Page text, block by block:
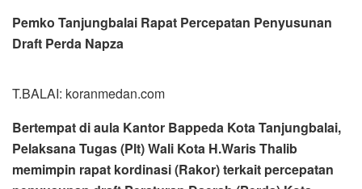
Pemko Tanjungbalai Rapat Percepatan Penyusunan
Draft Perda Napza
T.BALAI: koranmedan.com
Bertempat di aula Kantor Bappeda Kota Tanjungbalai,
Pelaksana Tugas (Plt) Wali Kota H.Waris Thalib
memimpin rapat kordinasi (Rakor) terkait percepatan